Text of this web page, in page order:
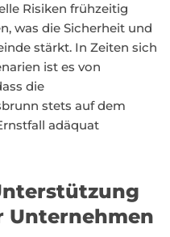
Risiken frühzeitig
was die Sicherheit und
stärkt. In Zeiten sich
ist es von
die
stets auf dem
adäquat
Unternehmen